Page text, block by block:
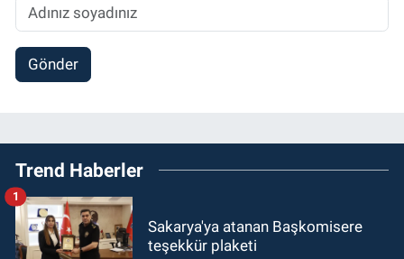
Gönder
Trend Haberler
Sakarya'ya atanan Başkomisere
teşekkür plaketi
1